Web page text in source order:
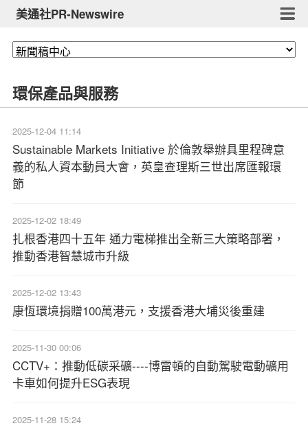
美通社PR-Newswire
環保產品與服務
2025-12-04 11:14
Sustainable Markets Initiative 於倫敦舉辦具里程碑意
義的私人資本動員大會，英皇查理斯三世出席匯報環
節
2025-12-02 18:49
扎根香港四十五年 通力電梯推出全新三大策略部署，
推動香港智慧城市升級
2025-12-02 13:43
康恆環境捐贈100萬港元，支援香港大埔災後重建
2025-11-30 00:06
CCTV+：推動低碳采礦----博雷頓的自動駕駛電動礦用
卡車如何提升ESG表現
2025-11-28 15:24